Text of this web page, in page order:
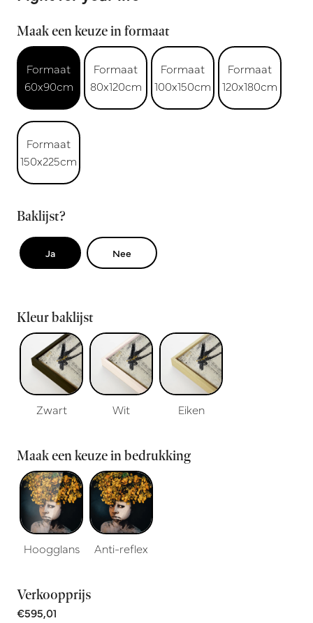
Maak een keuze in formaat
Formaat
60x90cm
Formaat
80x120cm
Formaat
100x150cm
Formaat
120x180cm
Formaat
150x225cm
Baklijst?
Ja Nee
Kleur baklijst
Zwart Wit Eiken
Maak een keuze in bedrukking
Hoogglans Anti-reflex
Verkoopprijs
€595,01